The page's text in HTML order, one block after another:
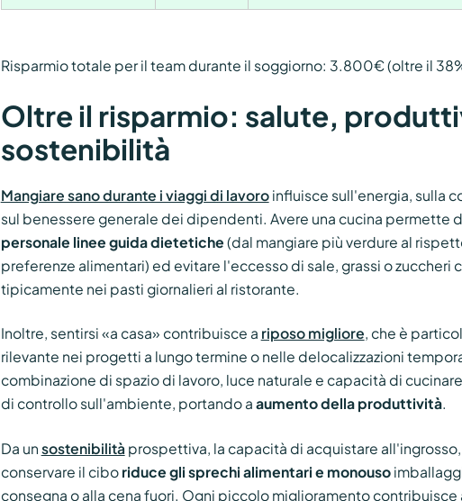
Risparmio totale per il team durante il soggiorno: 3.800€ (oltre il
Oltre il risparmio: salute,
sostenibilità
Mangiare sano durante i viaggi di lavoroinfluisce sull'energia, sulla
sul benessere generale dei dipendenti. Avere una cucina permette
personale linee guida dietetiche (dal mangiare più verdure al
preferenze alimentari) ed evitare l'eccesso di sale, grassi o zuccheri
tipicamente nei pasti giornalieri al ristorante.
Inoltre, sentirsi «a casa» contribuisce a riposo migliore, che è
rilevante nei progetti a lungo termine o nelle delocalizzazioni
combinazione di spazio di lavoro, luce naturale e capacità di
di controllo sull'ambiente, portando a aumento della produttività.
Da un sostenibilità prospettiva, la capacità di acquistare
conservare il cibo riduce gli sprechi alimentari e monouso
consegna o alla cena fuori. Ogni piccolo miglioramento